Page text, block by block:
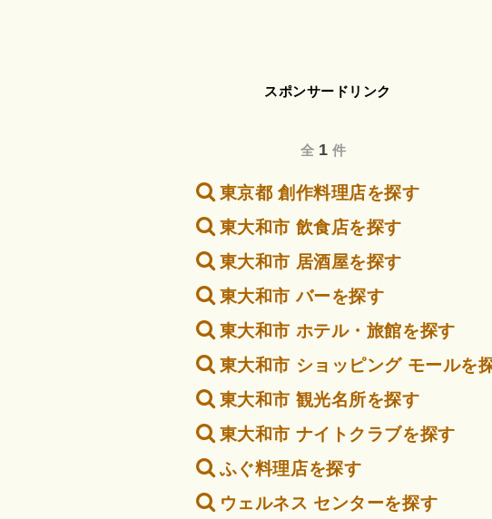
スポンサードリンク
全 1 件
東京都 創作料理店を探す
東大和市 飲食店を探す
東大和市 居酒屋を探す
東大和市 バーを探す
東大和市 ホテル・旅館を探す
東大和市 ショッピング モールを
東大和市 観光名所を探す
東大和市 ナイトクラブを探す
ふぐ料理店を探す
ウェルネス センターを探す